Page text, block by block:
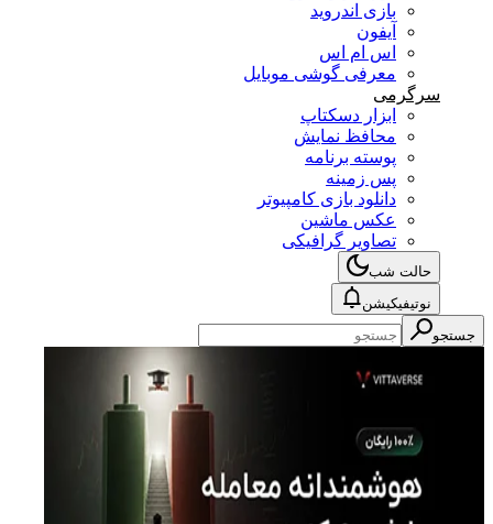
بازی اندروید
آیفون
اس ام اس
معرفی گوشی موبایل
سرگرمی
ابزار دسکتاپ
محافظ نمایش
پوسته برنامه
پس زمینه
دانلود بازی کامپیوتر
عکس ماشین
تصاویر گرافیکی
حالت شب
نوتیفیکیشن
جستجو